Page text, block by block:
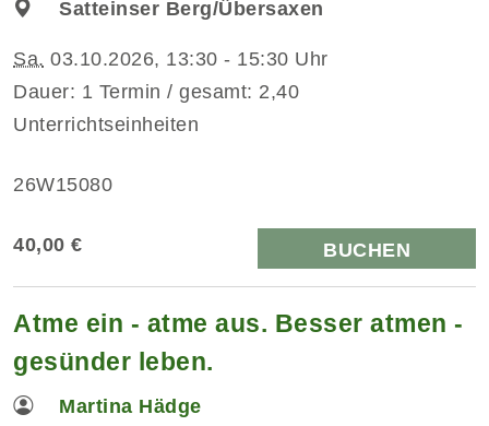
Satteinser Berg/Übersaxen
Sa. 03.10.2026, 13:30 - 15:30 Uhr
Dauer: 1 Termin / gesamt: 2,40
Unterrichtseinheiten
26W15080
40,00 € BUCHEN
Atme ein - atme aus. Besser atmen -
gesünder leben.
Martina Hädge